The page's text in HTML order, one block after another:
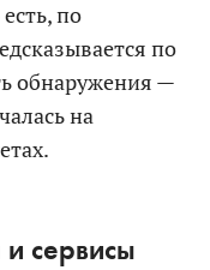
по
по
обнаружения —
на
сервисы